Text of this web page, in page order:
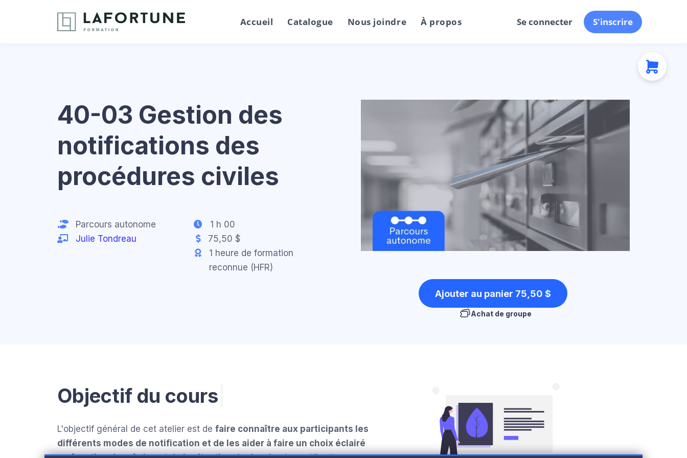
Accueil Catalogue Nous joindre À propos Se connecter S'inscrire
40-03 Gestion des
notifications des
procédures civiles
Parcours autonome
Julie Tondreau
1 h 00
75,50 $
1 heure de formation
reconnue (HFR)
Ajouter au panier 75,50 $
Achat de groupe
Objectif du cours
L'objectif général de cet atelier est de faire connaître aux participants les
différents modes de notification et de les aider à faire un choix éclairé